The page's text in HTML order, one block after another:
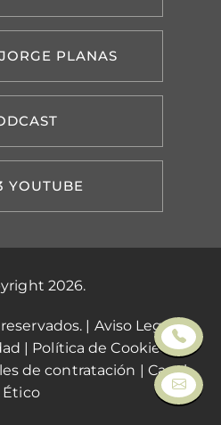
PLANAS
YOUTUBE
2026.
| Aviso Legal|
| Política de Cookies|
de contratación | Canal
Ético